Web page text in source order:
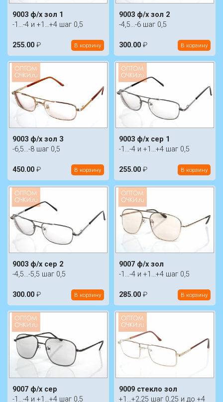
9003 ф/х зол 1
-1...-4 и +1...+4 шаг 0,5
255.00 ₽ В корзину
9003 ф/х зол 2
-4,5...-6 шаг 0,5
300.00 ₽ В корзину
9003 ф/х зол 3
-6,5...-8 шаг 0,5
450.00 ₽ В корзину
9003 ф/х сер 1
-1...-4 и +1...+4 шаг 0,5
255.00 ₽ В корзину
9003 ф/х сер 2
-4,5...-5,5 шаг 0,5
300.00 ₽ В корзину
9007 ф/х зол
-1...-4 и +1...+4 шаг 0,5
285.00 ₽ В корзину
9007 ф/х сер
-1...-4 и +1...+4 шаг 0,5
9009 стекло зол
+1...+2,25 шаг 0,25 и до +4